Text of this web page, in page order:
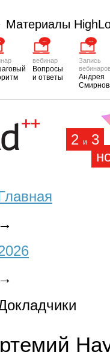
Материалы
вебинар
Вопросы
и ответы
Запись
Андрея
2 и
3
→
→